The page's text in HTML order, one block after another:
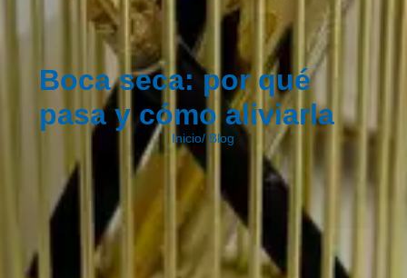
Boca seca: por qué
pasa y cómo aliviarla
Inicio/ Blog